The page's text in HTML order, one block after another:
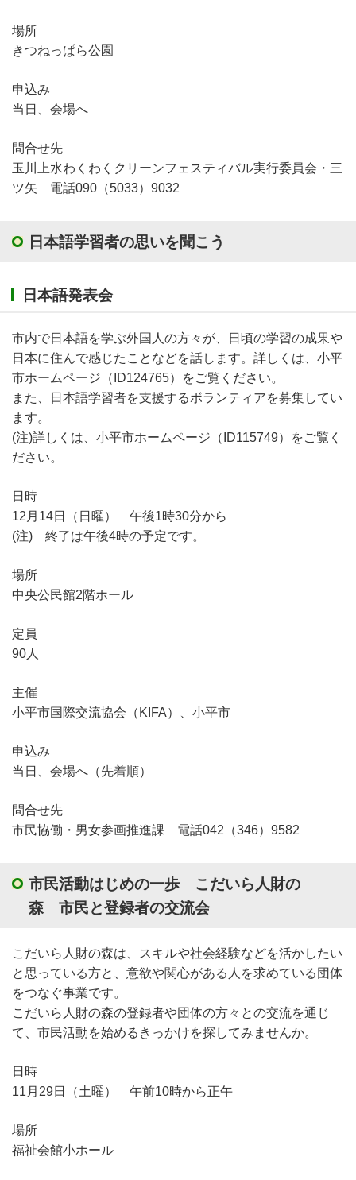
場所
きつねっぱら公園
申込み
当日、会場へ
問合せ先
玉川上水わくわくクリーンフェスティバル実行委員会・三
ツ矢 電話090（5033）9032
日本語学習者の思いを聞こう
日本語発表会
市内で日本語を学ぶ外国人の方々が、日頃の学習の成果や
日本に住んで感じたことなどを話します。詳しくは、小平
市ホームページ（ID124765）をご覧ください。
また、日本語学習者を支援するボランティアを募集してい
ます。
(注)詳しくは、小平市ホームページ（ID115749）をご覧く
ださい。
日時
12月14日（日曜） 午後1時30分から
(注) 終了は午後4時の予定です。
場所
中央公民館2階ホール
定員
90人
主催
小平市国際交流協会（KIFA）、小平市
申込み
当日、会場へ（先着順）
問合せ先
市民協働・男女参画推進課 電話042（346）9582
市民活動はじめの一歩 こだいら人財の
森 市民と登録者の交流会
こだいら人財の森は、スキルや社会経験などを活かしたい
と思っている方と、意欲や関心がある人を求めている団体
をつなぐ事業です。
こだいら人財の森の登録者や団体の方々との交流を通じ
て、市民活動を始めるきっかけを探してみませんか。
日時
11月29日（土曜） 午前10時から正午
場所
福祉会館小ホール